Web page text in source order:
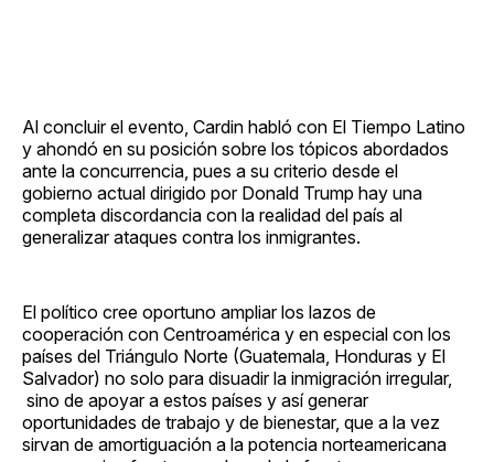
Al concluir el evento, Cardin habló con El Tiempo Latino
y ahondó en su posición sobre los tópicos abordados
ante la concurrencia, pues a su criterio desde el
gobierno actual dirigido por Donald Trump hay una
completa discordancia con la realidad del país al
generalizar ataques contra los inmigrantes.
El político cree oportuno ampliar los lazos de
cooperación con Centroamérica y en especial con los
países del Triángulo Norte (Guatemala, Honduras y El
Salvador) no solo para disuadir la inmigración irregular,
sino de apoyar a estos países y así generar
oportunidades de trabajo y de bienestar, que a la vez
sirvan de amortiguación a la potencia norteamericana